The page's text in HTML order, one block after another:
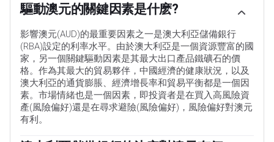
驅動澳元的關鍵因素是什麽?
影響澳元(AUD)的最重要因素之一是澳大利亞儲備銀行
(RBA)設定的利率水平。由於澳大利亞是一個資源豐富的國
家，另一個關鍵驅動因素是其最大出口產品鐵礦石的價
格。作為其最大的貿易夥伴，中國經濟的健康狀況，以及
澳大利亞的通貨膨脹、經濟增長率和貿易平衡都是一個因
素。市場情緒也是一個因素，即投資者是在買入高風險資
產(風險偏好)還是在尋求避險(風險偏好)，風險偏好對澳元
有利。